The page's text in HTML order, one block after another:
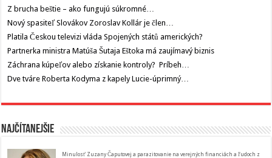
Z brucha beštie – ako fungujú súkromné…
Nový spasiteľ Slovákov Zoroslav Kollár je člen…
Platila Českou televizi vláda Spojených států amerických?
Partnerka ministra Matúša Šutaja Eštoka má zaujímavý biznis
Záchrana kúpeľov alebo získanie kontroly? Príbeh…
Dve tváre Roberta Kodyma z kapely Lucie-úprimný…
Najčítanejšie
Minulosť Zuzany Čaputovej a parazitovanie na verejných financiách a ľudoch z